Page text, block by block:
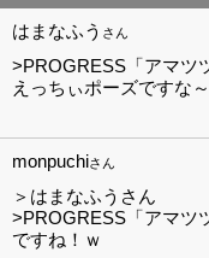
はまなふう さん
>PROGRESS「アマツ
えっちぃポーズですな～
monpuchiさん
＞はまなふうさん
>PROGRESS「アマツ
ですね！ｗ